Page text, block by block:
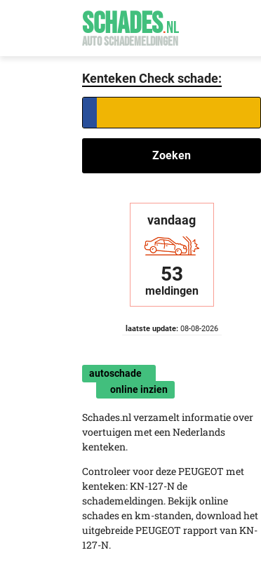
SCHADES.NL
AUTO SCHADEMELDINGEN
Kenteken Check schade:
Zoeken
vandaag
53
meldingen
laatste update:08-08-2026
autoschade
online inzien
Schades.nl verzamelt informatie over
voertuigen met een Nederlands
kenteken.
Controleer voor deze PEUGEOT met
kenteken: KN-127-N de
schademeldingen. Bekijk online
schades en km-standen, download het
uitgebreide PEUGEOT rapport van KN-
127-N.